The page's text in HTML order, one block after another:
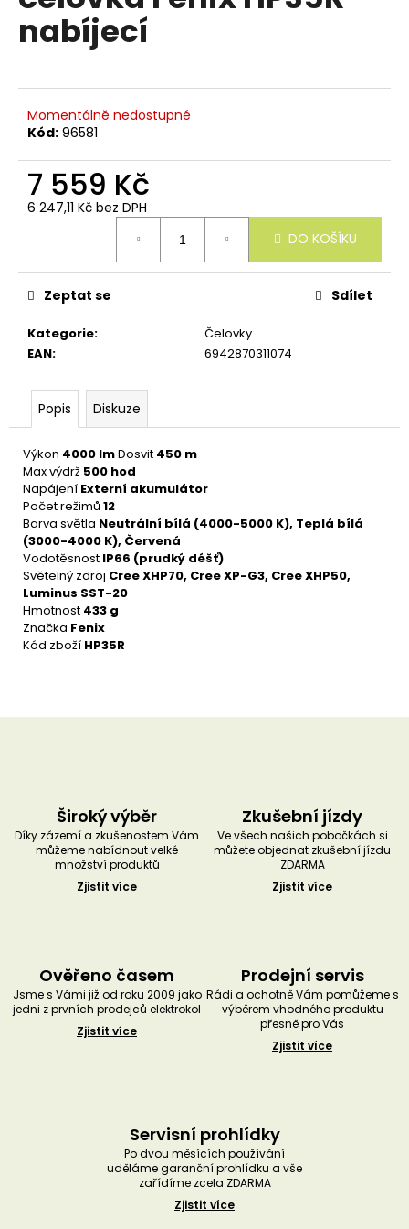
nabíjecí
Momentálně nedostupné
Kód: 96581
7 559 Kč
6 247,11 Kč bez DPH
DO KOŠÍKU
Kategorie:
Čelovky
EAN: 6942870311074
Zeptat se Sdílet
Popis Diskuze
Výkon 4000 lmDosvit 450 m
Max výdrž 500 hod
Napájení Externí akumulátor
Počet režimů 12
Barva světla Neutrální bílá (4000-5000 K), Teplá bílá
(3000-4000 K), Červená
Vodotěsnost IP66 (prudký déšť)
Světelný zdroj Cree XHP70, Cree XP-G3, Cree XHP50,
Luminus SST-20
Hmotnost 433 g
Značka Fenix
Kód zboží HP35R
Široký výběr
Díky zázemí a zkušenostem Vám
můžeme nabídnout velké
množství produktů
Zjistit více
Zkušební jízdy
Ve všech našich pobočkách si
můžete objednat zkušební jízdu
ZDARMA
Zjistit více
Ověřeno časem
Jsme s Vámi již od roku 2009 jako
jedni z prvních prodejců elektrokol
Zjistit více
Prodejní servis
Rádi a ochotně Vám pomůžeme s
výběrem vhodného produktu
přesně pro Vás
Zjistit více
Servisní prohlídky
Po dvou měsících používání
uděláme garanční prohlídku a vše
zařídíme zcela ZDARMA
Zjistit více
n
a
t
?
HLEDAT
D
o
p
č
u
e
m
e